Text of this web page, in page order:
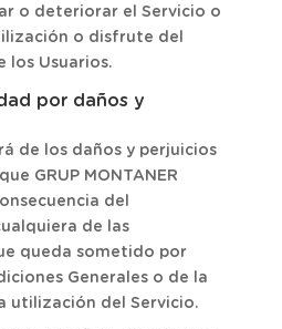
o deteriorar el Servicio o
o disfrute del
los Usuarios.
por daños y
de los daños y perjuicios
GRUP MONTANER
del
de las
queda sometido por
Generales o de la
utilización del Servicio.